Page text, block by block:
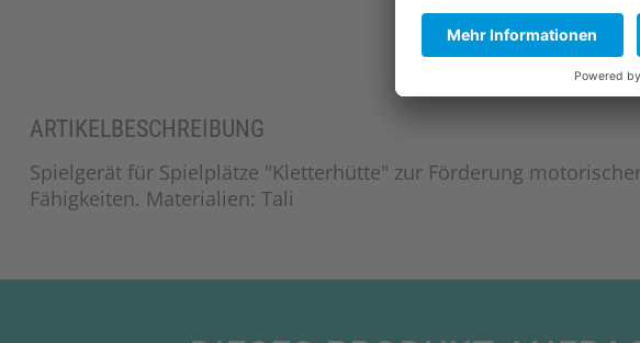
ARTIKELBESCHREIBUNG
Spielgerät für Spielplätze "Kletterhütte" zur Förderung
Fähigkeiten. Materialien: Tali